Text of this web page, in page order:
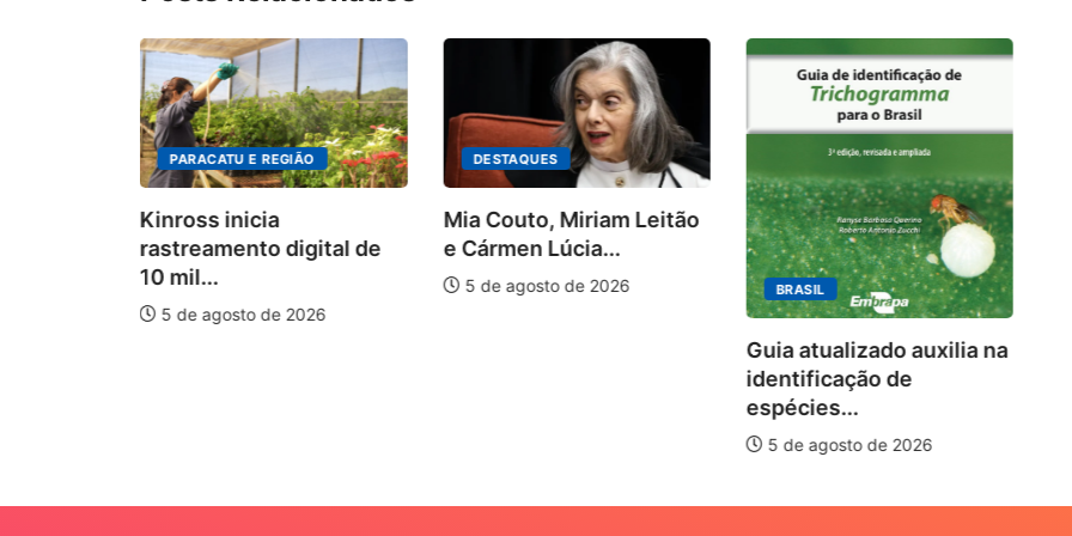
PARACATU E REGIÃO
Kinross inicia
rastreamento digital de
10 mil...
5 de agosto de 2026
DESTAQUES
Mia Couto, Miriam Leitão
e Cármen Lúcia...
5 de agosto de 2026 BRASIL
Guia atualizado auxilia na
identificação de
espécies...
5 de agosto de 2026